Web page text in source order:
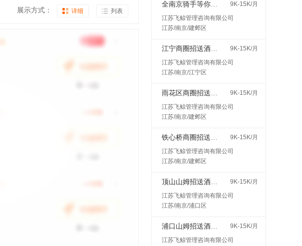
展示方式： 详细 列表
9K-15K/月
江苏飞鲸管理咨询有限公司
江苏/南京/建邺区
9K-15K/月
江苏飞鲸管理咨询有限公司
江苏/南京/江宁区
9K-15K/月
江苏飞鲸管理咨询有限公司
江苏/南京/建邺区
9K-15K/月
江苏飞鲸管理咨询有限公司
江苏/南京/建邺区
9K-15K/月
江苏飞鲸管理咨询有限公司
江苏/南京/浦口区
9K-15K/月
江苏飞鲸管理咨询有限公司